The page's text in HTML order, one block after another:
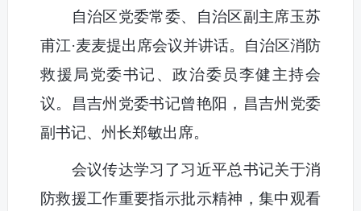
自治区党委常委、自治区副主席玉苏
甫江·麦麦提出席会议并讲话。自治区消防
救援局党委书记、政治委员李健主持会
议。昌吉州党委书记曾艳阳，昌吉州党委
副书记、州长郑敏出席。
会议传达学习了习近平总书记关于消
防救援工作重要指示批示精神，集中观看